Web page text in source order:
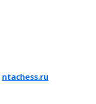
ntachess.ru